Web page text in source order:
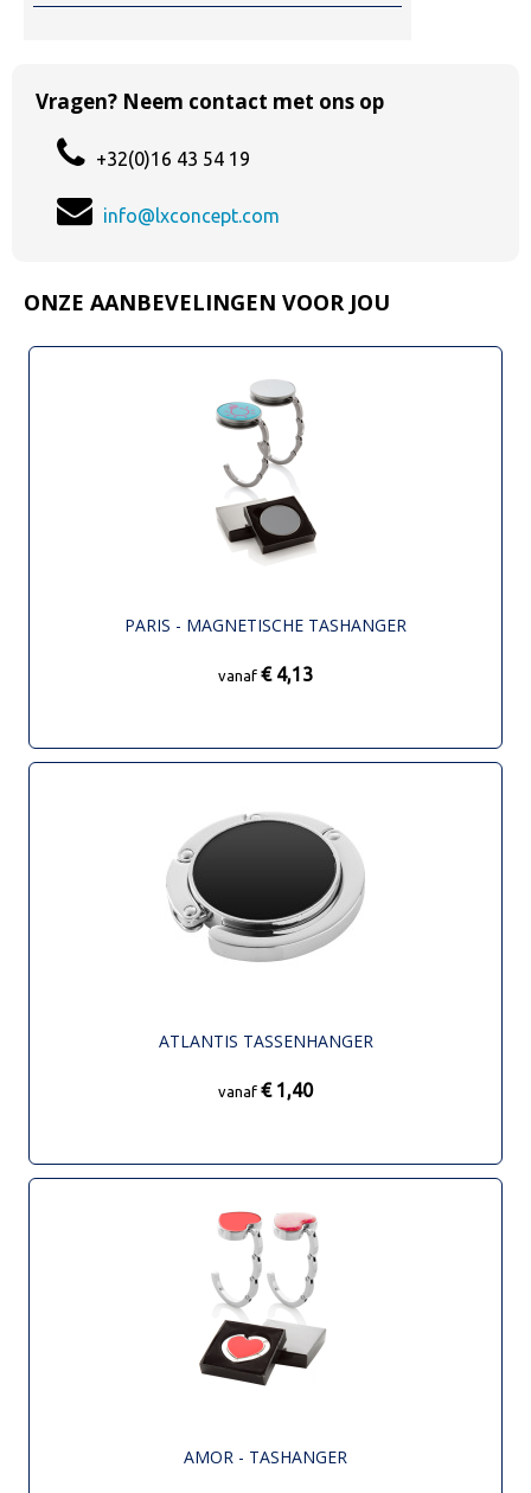
Vragen? Neem contact met ons op
+32(0)16 43 54 19
info@lxconcept.com
ONZE AANBEVELINGEN VOOR JOU
PARIS - MAGNETISCHE TASHANGER
vanaf € 4,13
ATLANTIS TASSENHANGER
vanaf € 1,40
AMOR - TASHANGER